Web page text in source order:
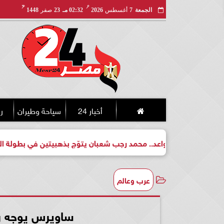
الجمعة 7 أغسطس 2026
مـ
02:32 مـ 23 صفر 1448
هـ
أخبار 24 سياحة وطيران
واعد.. محمد رجب شعبان يتوّج بذهبيتين في بطولة الجمهورية
عرب وعالم
ساويرس يوجه